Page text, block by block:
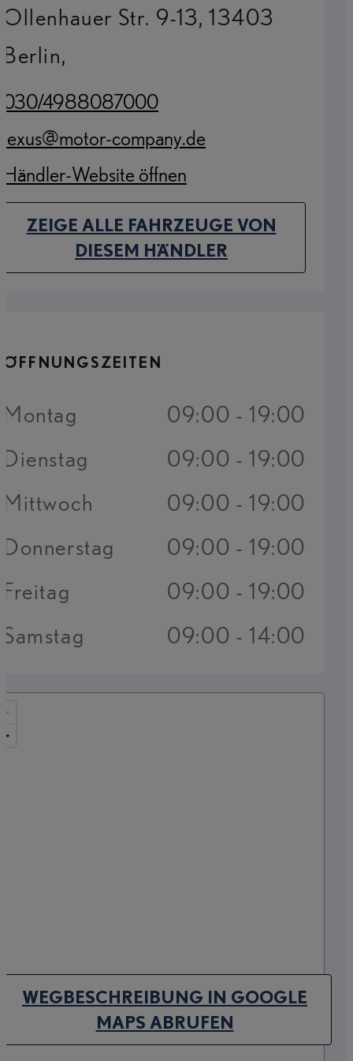
Ollenhauer Str. 9-13, 13403
Berlin,
030/4988087000
(Opens in new tab)
lexus@motor-company.de
(Opens in new tab)
Händler-Website öffnen
(Opens in new tab)
ZEIGE ALLE FAHRZEUGE VON
DIESEM HÄNDLER(OPENS IN NEW TAB)
WEGBESCHREIBUNG IN GOOGLE
MAPS ABRUFEN(OPENS IN NEW TAB)
ÖFFNUNGSZEITEN
Montag
09:00 - 19:00
Dienstag
09:00 - 19:00
Mittwoch
09:00 - 19:00
Donnerstag
09:00 - 19:00
Freitag
09:00 - 19:00
Samstag
09:00 - 14:00